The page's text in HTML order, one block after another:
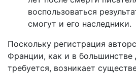
воспользоваться
смогут и его наследники.
Поскольку регистрация
Франции, как и в большинстве
требуется, возникает